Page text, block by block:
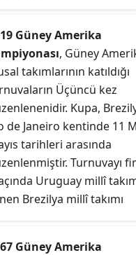
Güney Amerika
, Güney
takımlarının katıldığı
Üçüncü kez
Kupa,
de Janeiro kentinde 11
tarihleri arasında
Turnuvayı
Uruguay millî
Brezilya millî takımı
Güney Amerika